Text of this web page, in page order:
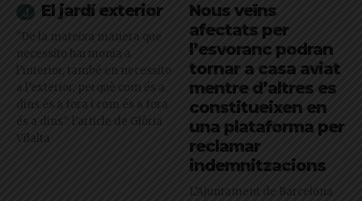
El jardí exterior
"De la mateixa manera que
necessito harmonia a
l’interior, també en necessito
a l’exterior, perquè com és a
dins és a fora i com és a fora
és a dins": l'article de Glòria
Vilalta
Nous veïns
afectats per
l’esvoranc podran
tornar a casa aviat
mentre d’altres es
constitueixen en
una plataforma per
reclamar
indemnitzacions
L’Ajuntament de Barcelona